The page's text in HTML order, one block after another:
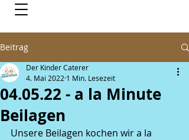
Beitrag
04.05.22 - a la Minute
Beilagen
Der Kinder Caterer
4. Mai 2022 1 Min. Lesezeit
Unsere Beilagen kochen wir a la